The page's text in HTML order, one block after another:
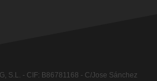
S.L. - CIF: B86781168 - C/Jose Sánchez